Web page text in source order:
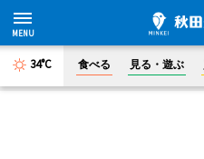
34°C 食べる 見る・遊ぶ